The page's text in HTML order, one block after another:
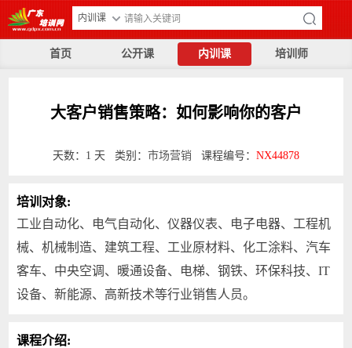
内训课
首页 公开课 内训课 培训师
大客户销售策略：如何影响你的客户
天数：1 天 类别： 市场营销 课程编号： NX44878
培训对象:
工业自动化、电气自动化、仪器仪表、电子电器、工程机
械、机械制造、建筑工程、工业原材料、化工涂料、汽车
客车、中央空调、暖通设备、电梯、钢铁、环保科技、IT
设备、新能源、高新技术等行业销售人员。
课程介绍: